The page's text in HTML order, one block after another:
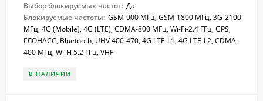
Выбор блокируемых частот: Да
Блокируемые частоты: GSM-900 МГц, GSM-1800 МГц, 3G-2100
МГц, 4G (Mobile), 4G (LTE), CDMA-800 МГц, Wi-Fi-2.4 ГГц, GPS,
ГЛОНАСС, Bluetooth, UHV 400-470, 4G LTE-L1, 4G LTE-L2, CDMA-
400 МГц, Wi-Fi 5.2 ГГц, VHF
В НАЛИЧИИ